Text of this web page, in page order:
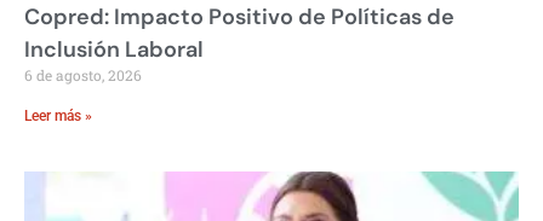
Copred: Impacto Positivo de Políticas de
Inclusión Laboral
6 de agosto, 2026
Leer más »